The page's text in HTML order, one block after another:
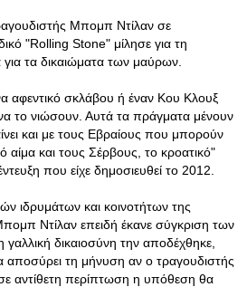
Μπομπ Ντίλαν σε
"Rolling Stone" μίλησε για τη
τα δικαιώματα των μαύρων.
αφεντικό σκλάβου ή έναν Κου Κλουξ
το νιώσουν. Αυτά τα πράγματα μένουν
και με τους Εβραίους που μπορούν
αίμα και τους Σέρβους, το κροατικό"
που είχε δημοσιευθεί το 2012.
ιδρυμάτων και κοινοτήτων της
Ντίλαν επειδή έκανε σύγκριση των
γαλλική δικαιοσύνη την αποδέχθηκε,
αποσύρει τη μήνυση αν ο τραγουδιστής
αντίθετη περίπτωση η υπόθεση θα